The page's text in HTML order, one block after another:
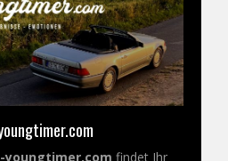
youngtimer.com findet Ihr